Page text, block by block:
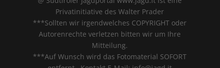
Privatinitiative des Walter Prader
***Sollten wir irgendwelches COPYRIGHT oder
Autorenrechte verletzen bitten wir um Ihre
Mitteilung.
***Auf Wunsch wird das Fotomaterial SOFORT